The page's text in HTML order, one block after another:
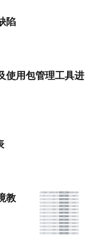
陷
使用包管理工具进
教